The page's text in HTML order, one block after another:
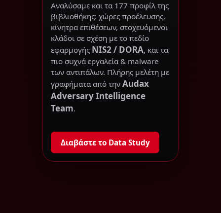
Αναλύσαμε και τα 177 προφίλ της
βιβλιοθήκης: χώρες προέλευσης,
κίνητρα επιθέσεων, στοχευόμενοι
κλάδοι σε σχέση με το πεδίο
εφαρμογής NIS2 / DORA, και τα
πιο συχνά εργαλεία & malware
των αντιπάλων. Πλήρης μελέτη με
γραφήματα από την Audax
Adversary Intelligence
Team.
Διαβάστε το Data Study